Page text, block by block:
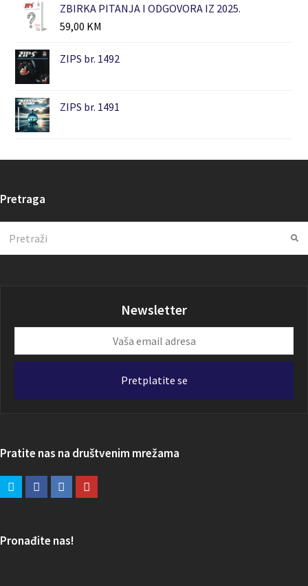
ZBIRKA PITANJA I ODGOVORA IZ 2025.
59,00 KM
ZIPS br. 1492
ZIPS br. 1491
Pretraga
Newsletter
email
Pretplatite se
Pratite nas na društvenim mrežama
Pronađite nas!